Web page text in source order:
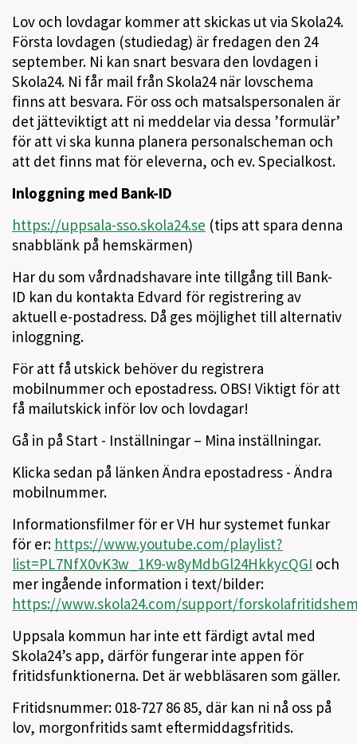
Lov och lovdagar kommer att skickas ut via Skola24.
Första lovdagen (studiedag) är fredagen den 24
september. Ni kan snart besvara den lovdagen i
Skola24. Ni får mail från Skola24 när lovschema
finns att besvara. För oss och matsalspersonalen är
det jätteviktigt att ni meddelar via dessa ’formulär’
för att vi ska kunna planera personalscheman och
att det finns mat för eleverna, och ev. Specialkost.
Inloggning med Bank-ID
https://uppsala-sso.skola24.se (tips att spara denna
snabblänk på hemskärmen)
Har du som vårdnadshavare inte tillgång till Bank-
ID kan du kontakta Edvard för registrering av
aktuell e-postadress. Då ges möjlighet till alternativ
inloggning.
För att få utskick behöver du registrera
mobilnummer och epostadress. OBS! Viktigt för att
få mailutskick inför lov och lovdagar!
Gå in på Start - Inställningar – Mina inställningar.
Klicka sedan på länken Ändra epostadress - Ändra
mobilnummer.
Informationsfilmer för er VH hur systemet funkar
för er: https://www.youtube.com/playlist?
list=PL7NfX0vK3w_1K9-w8yMdbGl24HkkycQGI och
mer ingående information i text/bilder:
https://www.skola24.com/support/
Uppsala kommun har inte ett färdigt avtal med
Skola24’s app, därför fungerar inte appen för
fritidsfunktionerna. Det är webbläsaren som gäller.
Fritidsnummer: 018-727 86 85, där kan ni nå oss på
lov, morgonfritids samt eftermiddagsfritids.